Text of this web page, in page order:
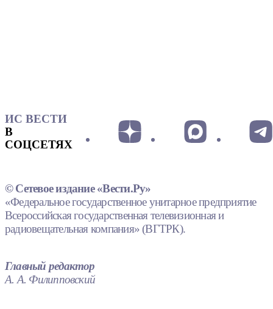
ИС ВЕСТИ
В
СОЦСЕТЯХ
© Сетевое издание «Вести.Ру»
«Федеральное государственное унитарное предприятие
Всероссийская государственная телевизионная и
радиовещательная компания» (ВГТРК).
Главный редактор
А. А. Филипповский